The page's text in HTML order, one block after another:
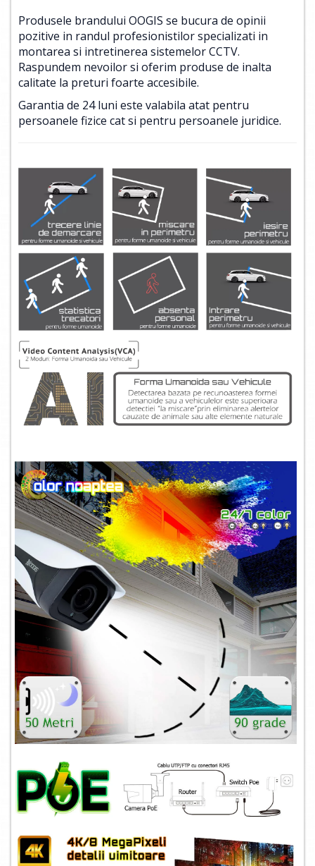
Produsele brandului OOGIS se bucura de opinii
pozitive in randul profesionistilor specializati in
montarea si intretinerea sistemelor CCTV.
Raspundem nevoilor si oferim produse de inalta
calitate la preturi foarte accesibile.
Garantia de 24 luni este valabila atat pentru
persoanele fizice cat si pentru persoanele juridice.